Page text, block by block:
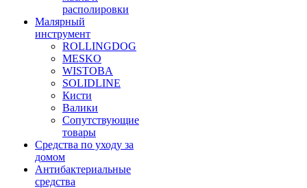
располировки
Малярный
инструмент
ROLLINGDOG
MESKO
WISTOBA
SOLIDLINE
Кисти
Валики
Сопутствующие
товары
Средства по уходу за
домом
Антибактериальные
средства